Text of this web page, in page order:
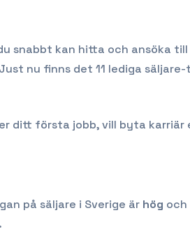
snabbt kan hitta och ansöka
Just nu finns det 11 lediga
ditt första jobb, vill byta karriär
på säljare i Sverige är hög och